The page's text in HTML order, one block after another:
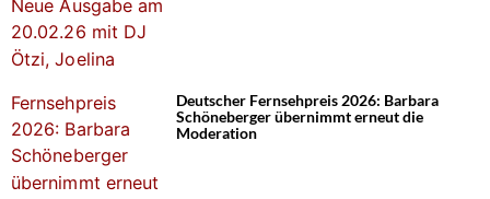
Deutscher Fernsehpreis 2026: Barbara
Schöneberger übernimmt erneut die
Moderation